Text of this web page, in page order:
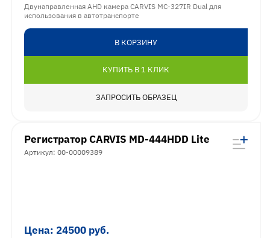
Двунаправленная AHD камера CARVIS MC-327IR Dual для
использования в автотранспорте
В КОРЗИНУ
КУПИТЬ В 1 КЛИК
ЗАПРОСИТЬ ОБРАЗЕЦ
Регистратор CARVIS MD-444HDD Lite
Артикул: 00-00009389
Цена: 24500 руб.